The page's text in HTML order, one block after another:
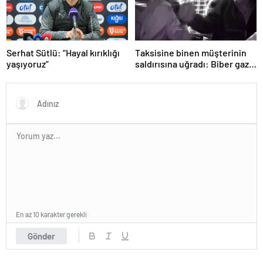
Serhat Sütlü: “Hayal kırıklığı
yaşıyoruz”
Taksisine binen müşterinin
saldırısına uğradı: Biber gazı
Gönder
En az 10 karakter gerekli